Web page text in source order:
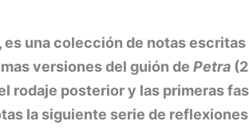
es una colección de notas
versiones del guión dePetra
rodaje posterior y las primeras
la siguiente serie de